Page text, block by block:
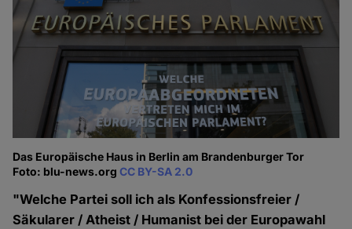
Das Europäische Haus in Berlin am Brandenburger Tor
Foto: blu-news.orgCC BY-SA 2.0
"Welche Partei soll ich als Konfessionsfreier /
Säkularer / Atheist / Humanist bei der Europawahl